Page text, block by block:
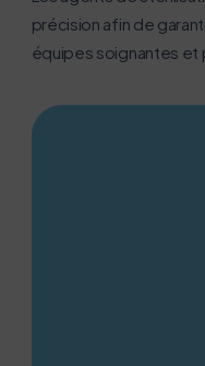
Activer le
précision afin de
équipes soignantes et